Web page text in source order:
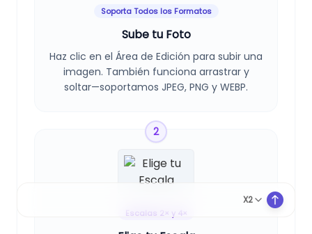
X2
Soporta Todos los Formatos
Sube tu Foto
Haz clic en el Área de Edición para subir una
imagen. También funciona arrastrar y
soltar—soportamos JPEG, PNG y WEBP.
2
Escalas 2× y 4×